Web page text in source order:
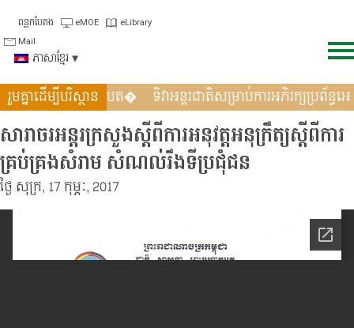
content
ពន្លកបៃតង eMOE
eLibrary
Mail
ភាសាខ្មែរ
រួមគ្នាដើម្បីបរិស្ថាន
តពង្រឹងកិច្ចសហប្រតិបត� ទិវាអន្តរជាតិសម្រាប់ការអភិរក្សប្រព័ន្ធអេ
សារាចរ​អន្តរ​ក្រសួង​ស្តីពី​ការ​អនុវត្ត​អនុក្រឹត្យ​ស្តីពី​ការ​
គ្រប់គ្រង​សំរាម សំណល់​រឹង​ទី​ប្រជុំ​ជន
ថ្ងៃ សុក្រ, 17 កុម្ភៈ, 2017